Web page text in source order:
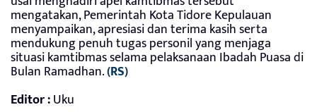
mengatakan, Pemerintah Kota Tidore Kepulauan
menyampaikan, apresiasi dan terima kasih serta
mendukung penuh tugas personil yang menjaga
situasi kamtibmas selama pelaksanaan Ibadah Puasa di
Bulan Ramadhan.(RS)
Editor :Uku